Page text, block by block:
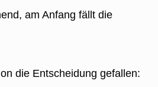
am Anfang fällt die
die Entscheidung gefallen: